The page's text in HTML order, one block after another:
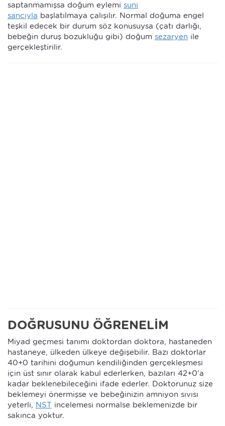
saptanmamışsa doğum eylemi suni
sancıyla başlatılmaya çalışılır. Normal doğuma engel
teşkil edecek bir durum söz konusuysa (çatı darlığı,
bebeğin duruş bozukluğu gibi) doğum sezaryen ile
gerçekleştirilir.
DOĞRUSUNU ÖĞRENELİM
Miyad geçmesi tanımı doktordan doktora, hastaneden
hastaneye, ülkeden ülkeye değişebilir. Bazı doktorlar
40+0 tarihini doğumun kendiliğinden gerçekleşmesi
için üst sınır olarak kabul ederlerken, bazıları 42+0'a
kadar beklenebileceğini ifade ederler. Doktorunuz size
beklemeyi önermişse ve bebeğinizin amniyon sıvısı
yeterli, NST incelemesi normalse beklemenizde bir
sakınca yoktur.